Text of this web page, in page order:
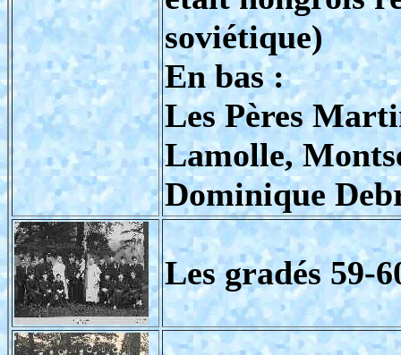
soviétique)
En bas :
Les Pères
Lamolle,
Dominique
Les gradés 59-